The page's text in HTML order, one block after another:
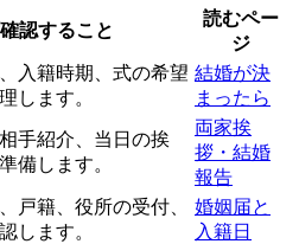
認すること
読むペー
ジ
入籍時期、式の希望
します。
結婚が決
まったら
手紹介、当日の挨
備します。
両家挨
拶・結婚
報告
戸籍、役所の受付、
します。
婚姻届と
入籍日